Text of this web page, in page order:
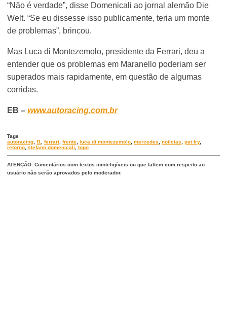
“Não é verdade”, disse Domenicali ao jornal alemão Die
Welt. “Se eu dissesse isso publicamente, teria um monte
de problemas”, brincou.
Mas Luca di Montezemolo, presidente da Ferrari, deu a
entender que os problemas em Maranello poderiam ser
superados mais rapidamente, em questão de algumas
corridas.
EB –www.autoracing.com.br
Tags
autoracing ,f1 ,ferrari ,frente ,luca di montezemolo ,mercedes ,noticias ,pat fry,
retorno ,stefano domenicali ,topo
ATENÇÃO: Comentários com textos ininteligíveis ou que faltem com respeito ao
usuário não serão aprovados pelo moderador.